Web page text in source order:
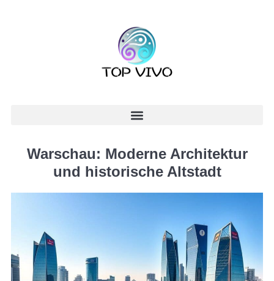
Warschau: Moderne Architektur
und historische Altstadt